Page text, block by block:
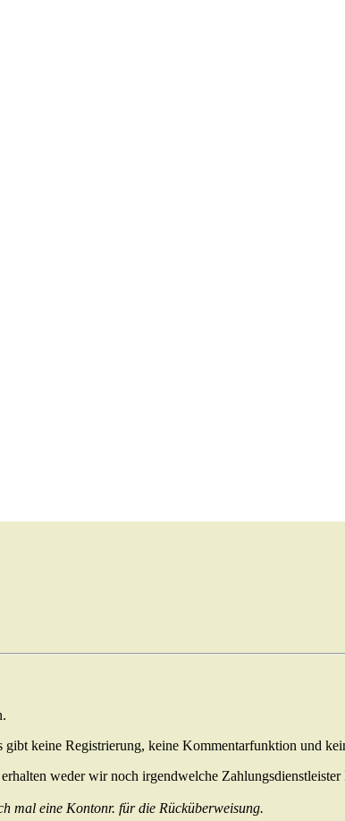
keine Registrierung, keine Kommentarfunktion und
weder wir noch irgendwelche
mal eine Kontonr. für die Rücküberweisung.